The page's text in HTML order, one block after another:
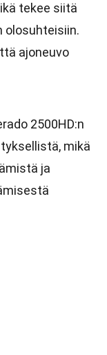
tekee siitä
olosuhteisiin.
ajoneuvo
2500HD:n
mikä
ja